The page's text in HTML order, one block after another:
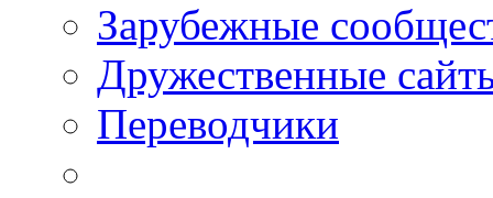
Зарубежные
Дружественные
Переводчики